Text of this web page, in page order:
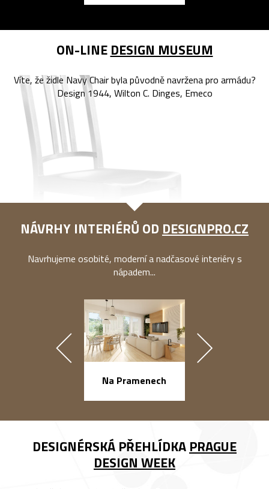
ON-LINE DESIGN MUSEUM
Víte, že židle Navy Chair byla původně navržena pro armádu?
Design 1944, Wilton C. Dinges, Emeco
NÁVRHY INTERIÉRŮ OD DESIGNPRO.CZ
Navrhujeme osobité, moderní a nadčasové interiéry s
nápadem...
Na Pramenech
DESIGNÉRSKÁ PŘEHLÍDKA PRAGUE
DESIGN WEEK